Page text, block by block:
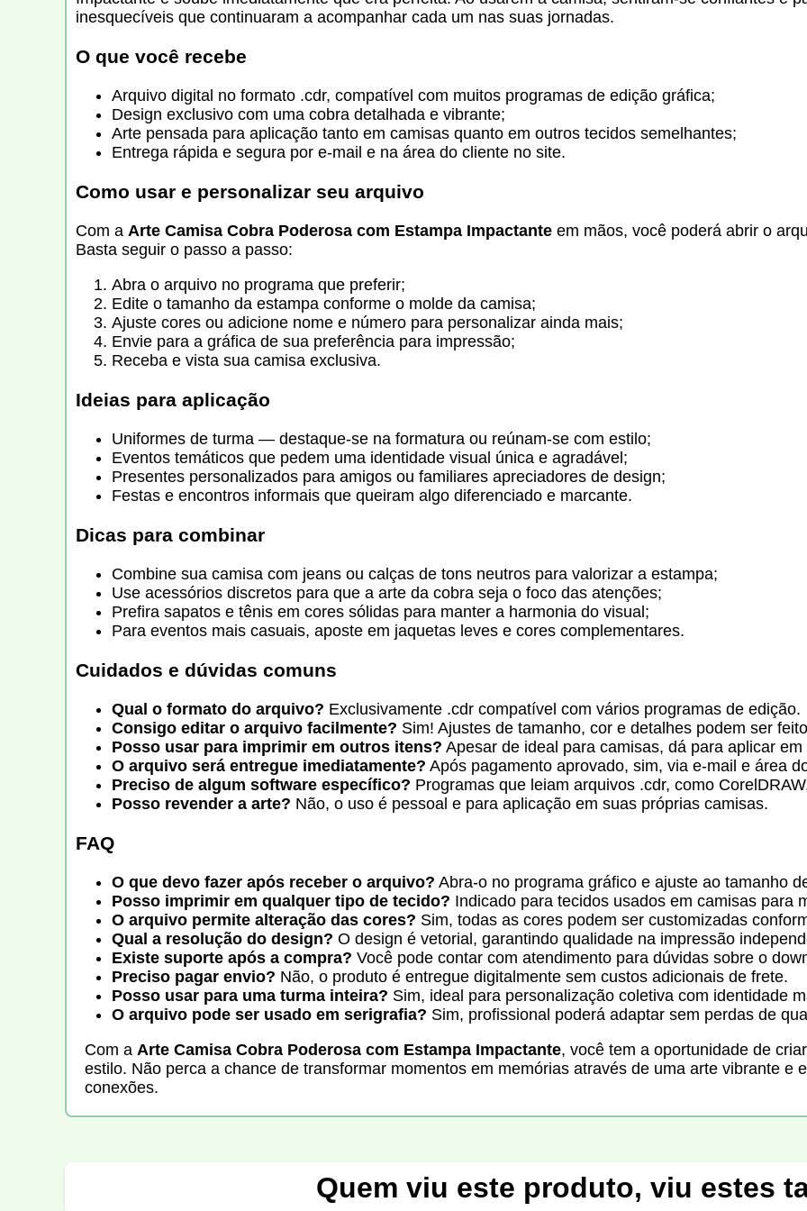
inesquecíveis que continuaram a acompanhar cada um nas suas jornadas.
O que você recebe
Arquivo digital no formato .cdr, compatível com muitos programas de edição gráfica;
Design exclusivo com uma cobra detalhada e vibrante;
Arte pensada para aplicação tanto em camisas quanto em outros tecidos semelhantes;
Entrega rápida e segura por e-mail e na área do cliente no site.
Como usar e personalizar seu arquivo
Com a Arte Camisa Cobra Poderosa com Estampa Impactante em mãos, você poderá abrir o
Basta seguir o passo a passo:
Abra o arquivo no programa que preferir;
Edite o tamanho da estampa conforme o molde da camisa;
Ajuste cores ou adicione nome e número para personalizar ainda mais;
Envie para a gráfica de sua preferência para impressão;
Receba e vista sua camisa exclusiva.
Ideias para aplicação
Uniformes de turma — destaque-se na formatura ou reúnam-se com estilo;
Eventos temáticos que pedem uma identidade visual única e agradável;
Presentes personalizados para amigos ou familiares apreciadores de design;
Festas e encontros informais que queiram algo diferenciado e marcante.
Dicas para combinar
Combine sua camisa com jeans ou calças de tons neutros para valorizar a estampa;
Use acessórios discretos para que a arte da cobra seja o foco das atenções;
Prefira sapatos e tênis em cores sólidas para manter a harmonia do visual;
Para eventos mais casuais, aposte em jaquetas leves e cores complementares.
Cuidados e dúvidas comuns
Qual o formato do arquivo? Exclusivamente .cdr compatível com vários programas de edição.
Consigo editar o arquivo facilmente? Sim! Ajustes de tamanho, cor e detalhes podem ser
Posso usar para imprimir em outros itens? Apesar de ideal para camisas, dá para aplicar
O arquivo será entregue imediatamente? Após pagamento aprovado, sim, via e-mail e área
Preciso de algum software específico? Programas que leiam arquivos .cdr, como
Posso revender a arte? Não, o uso é pessoal e para aplicação em suas próprias camisas.
FAQ
O que devo fazer após receber o arquivo? Abra-o no programa gráfico e ajuste ao tamanho
Posso imprimir em qualquer tipo de tecido? Indicado para tecidos usados em camisas para
O arquivo permite alteração das cores? Sim, todas as cores podem ser customizadas
Qual a resolução do design? O design é vetorial, garantindo qualidade na impressão
Existe suporte após a compra? Você pode contar com atendimento para dúvidas sobre o
Preciso pagar envio? Não, o produto é entregue digitalmente sem custos adicionais de frete.
Posso usar para uma turma inteira? Sim, ideal para personalização coletiva com identidade
O arquivo pode ser usado em serigrafia? Sim, profissional poderá adaptar sem perdas de
Com a Arte Camisa Cobra Poderosa com Estampa Impactante, você tem a oportunidade de
estilo. Não perca a chance de transformar momentos em memórias através de uma arte vibrante e
conexões.
Quem viu este produto, viu estes